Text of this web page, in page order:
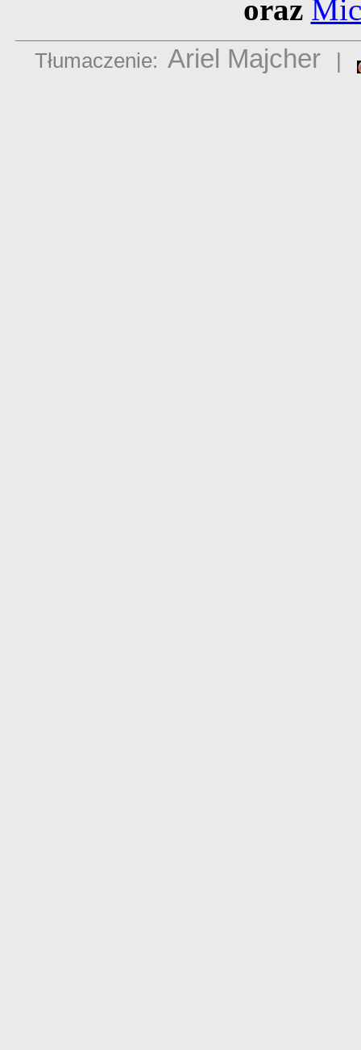
oraz
Tłumaczenie: Ariel Majcher |